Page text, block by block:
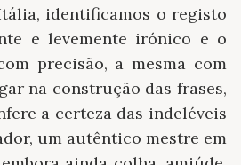
identificamos o registo
e levemente irónico e o
precisão, a mesma com
na construção das frases,
a certeza das indeléveis
um autêntico mestre em